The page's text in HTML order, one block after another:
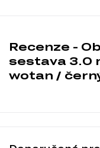
Prostorové rozměry.S
dostatečně prostorná
předmětů.
Kovové úchytky.
Recenze -
sestava 3.0
wotan /